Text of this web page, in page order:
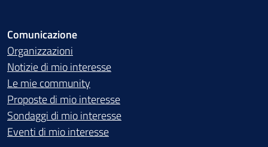
Comunicazione
Organizzazioni
Notizie di mio interesse
Le mie community
Proposte di mio interesse
Sondaggi di mio interesse
Eventi di mio interesse